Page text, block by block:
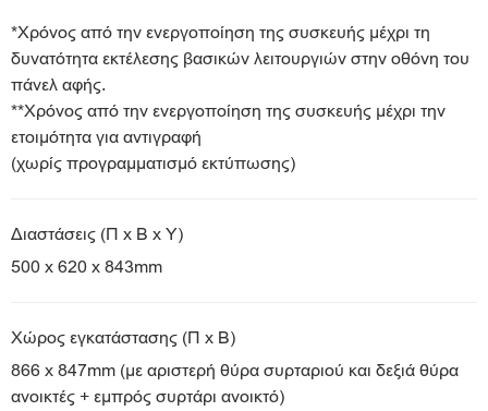
*Χρόνος από την ενεργοποίηση της συσκευής μέχρι τη
δυνατότητα εκτέλεσης βασικών λειτουργιών στην οθόνη του
πάνελ αφής.
**Χρόνος από την ενεργοποίηση της συσκευής μέχρι την
ετοιμότητα για αντιγραφή
(χωρίς προγραμματισμό εκτύπωσης)
Διαστάσεις (Π x Β x Υ)
500 x 620 x 843mm
Χώρος εγκατάστασης (Π x Β)
866 x 847mm (με αριστερή θύρα συρταριού και δεξιά θύρα
ανοικτές + εμπρός συρτάρι ανοικτό)